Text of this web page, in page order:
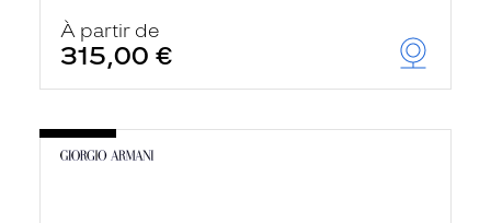
À partir de
315,00 €